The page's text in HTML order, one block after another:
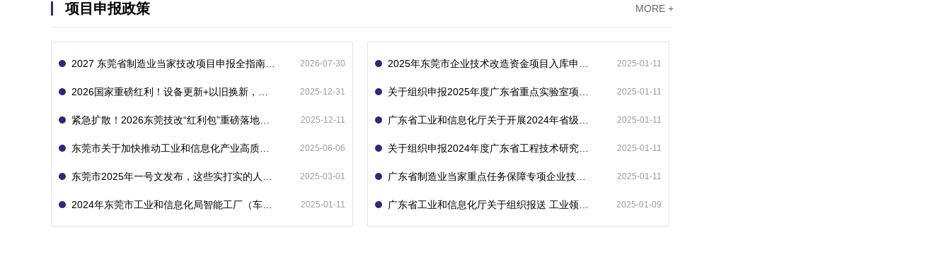
项目申报政策 MORE +
2026-07-30
2025-12-31
2025-12-11
2025-06-06
2025-03-01
2025-01-11
2025-01-11
2025-01-11
2025-01-11
2025-01-11
2025-01-11
2025-01-09